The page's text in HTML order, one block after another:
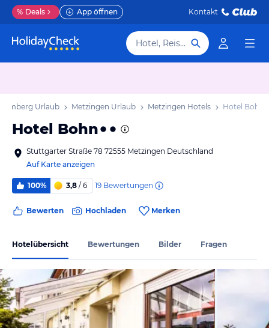
% Deals App öffnen Kontakt
Hotel, Reiseziel
Urlaub Metzingen Urlaub Metzingen Hotels Hotel Bohn
Hotel Bohn
Stuttgarter Straße 78 72555 Metzingen Deutschland
Auf Karte anzeigen
100% 3,8 / 6 19 Bewertungen
Bewerten Hochladen Merken
Hotelübersicht Bewertungen Bilder Fragen